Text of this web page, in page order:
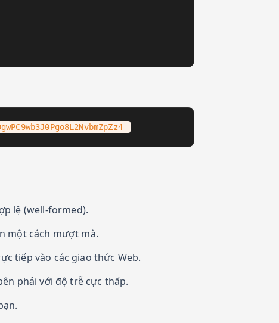
lệ (well-formed).
một cách mượt mà.
tiếp vào các giao thức Web.
phải với độ trễ cực thấp.